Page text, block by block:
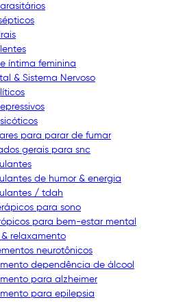
íntima feminina
& Sistema Nervoso
para parar de fumar
gerais para snc
de humor & energia
/ tdah
para sono
para bem-estar mental
& relaxamento
neurotônicos
dependência de álcool
para alzheimer
para epilepsia